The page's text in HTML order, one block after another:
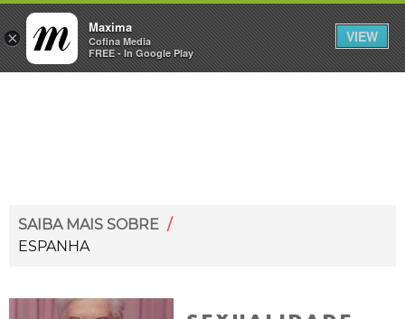
×
Maxima
Cofina Media
FREE - In Google Play
VIEW
INICIAR SESSÃO
SAIBA MAIS SOBRE /
ESPANHA